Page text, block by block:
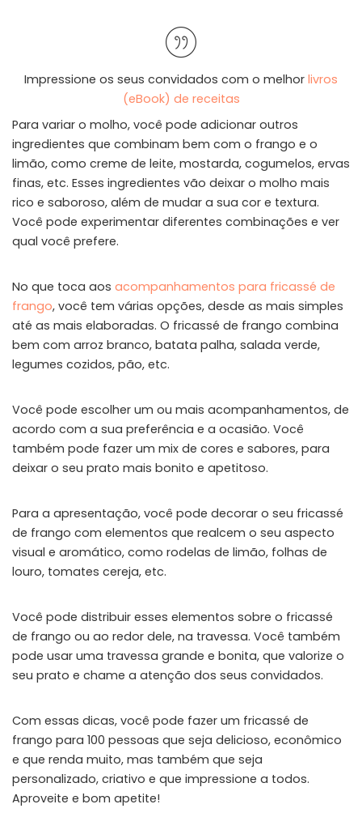
Impressione os seus convidados com o melhor livros
(eBook) de receitas
Para variar o molho, você pode adicionar outros
ingredientes que combinam bem com o frango e o
limão, como creme de leite, mostarda, cogumelos, ervas
finas, etc. Esses ingredientes vão deixar o molho mais
rico e saboroso, além de mudar a sua cor e textura.
Você pode experimentar diferentes combinações e ver
qual você prefere.
No que toca aos acompanhamentos para fricassé de
frango, você tem várias opções, desde as mais simples
até as mais elaboradas. O fricassé de frango combina
bem com arroz branco, batata palha, salada verde,
legumes cozidos, pão, etc.
Você pode escolher um ou mais acompanhamentos, de
acordo com a sua preferência e a ocasião. Você
também pode fazer um mix de cores e sabores, para
deixar o seu prato mais bonito e apetitoso.
Para a apresentação, você pode decorar o seu fricassé
de frango com elementos que realcem o seu aspecto
visual e aromático, como rodelas de limão, folhas de
louro, tomates cereja, etc.
Você pode distribuir esses elementos sobre o fricassé
de frango ou ao redor dele, na travessa. Você também
pode usar uma travessa grande e bonita, que valorize o
seu prato e chame a atenção dos seus convidados.
Com essas dicas, você pode fazer um fricassé de
frango para 100 pessoas que seja delicioso, econômico
e que renda muito, mas também que seja
personalizado, criativo e que impressione a todos.
Aproveite e bom apetite!